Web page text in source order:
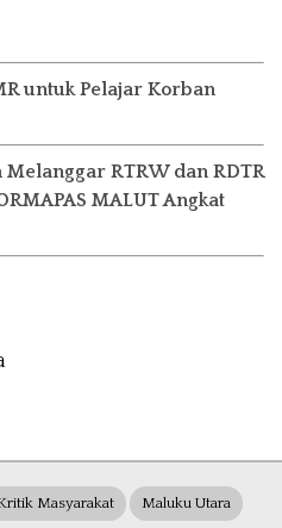
untuk Pelajar Korban
RTRW dan RDTR
MALUT Angkat
Masyarakat Maluku Utara